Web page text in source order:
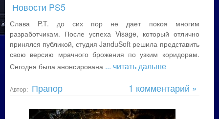
Новости PS5
Слава P.T. до сих пор не дает покоя многим
разработчикам. После успеха Visage, который отлично
принялся публикой, студия JanduSoft решила представить
свою версию мрачного брожения по узким коридорам.
Сегодня была анонсирована ... читать дальше
Автор: Прапор 1 комментарий »